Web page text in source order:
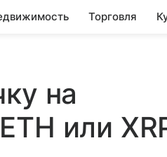
Торговля
на
или